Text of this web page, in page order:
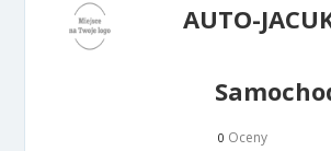
AUTO-
0 Oceny